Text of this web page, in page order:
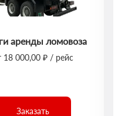
аренды ломовоза
18 000,00 ₽ / рейс
Заказать